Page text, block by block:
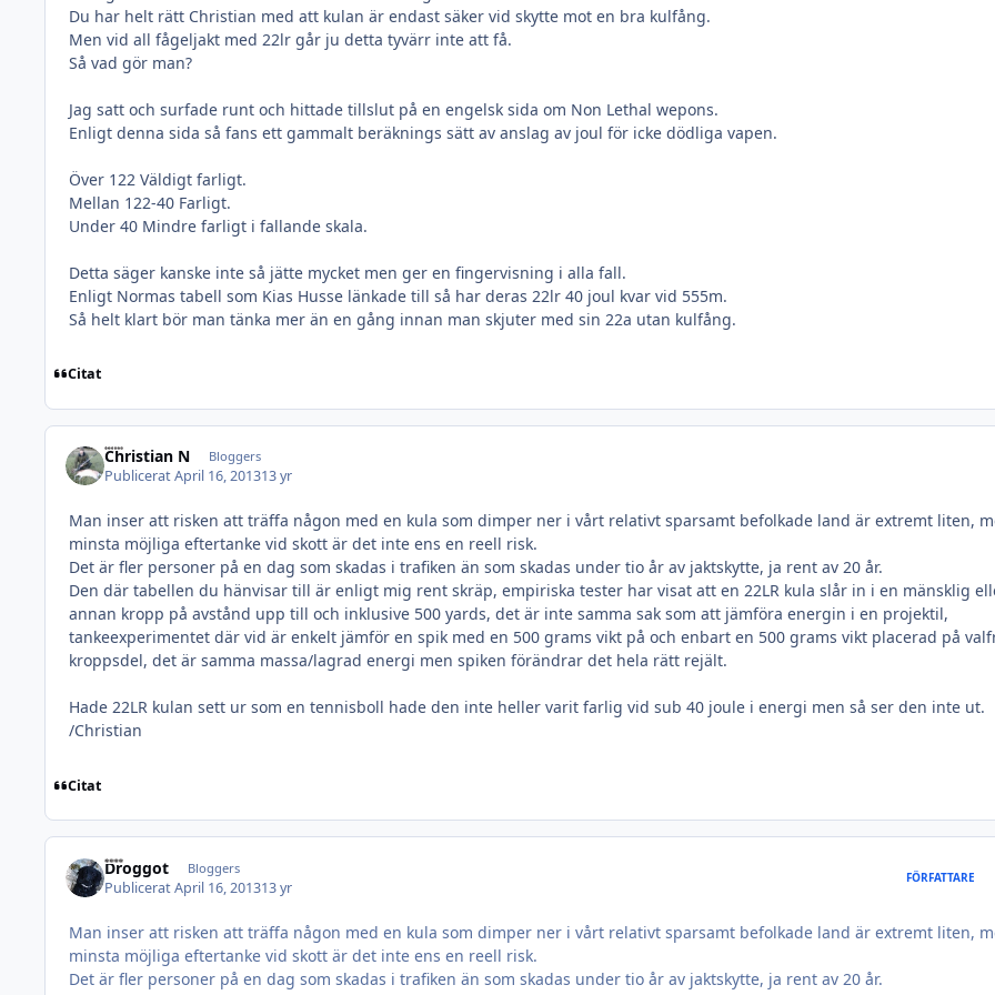
Du har helt rätt Christian med att kulan är endast säker vid skytte mot en bra kulfång.
Men vid all fågeljakt med 22lr går ju detta tyvärr inte att få.
Så vad gör man?
Jag satt och surfade runt och hittade tillslut på en engelsk sida om Non Lethal wepons.
Enligt denna sida så fans ett gammalt beräknings sätt av anslag av joul för icke dödliga vapen.
Över 122 Väldigt farligt.
Mellan 122-40 Farligt.
Under 40 Mindre farligt i fallande skala.
Detta säger kanske inte så jätte mycket men ger en fingervisning i alla fall.
Enligt Normas tabell som Kias Husse länkade till så har deras 22lr 40 joul kvar vid 555m.
Så helt klart bör man tänka mer än en gång innan man skjuter med sin 22a utan kulfång.
Citat
Christian N Bloggers
PubliceratApril 16, 201313 yr
Man inser att risken att träffa någon med en kula som dimper ner i vårt relativt sparsamt befolkade land är extremt liten,
minsta möjliga eftertanke vid skott är det inte ens en reell risk.
Det är fler personer på en dag som skadas i trafiken än som skadas under tio år av jaktskytte, ja rent av 20 år.
Den där tabellen du hänvisar till är enligt mig rent skräp, empiriska tester har visat att en 22LR kula slår in i en mänsklig
annan kropp på avstånd upp till och inklusive 500 yards, det är inte samma sak som att jämföra energin i en projektil,
tankeexperimentet där vid är enkelt jämför en spik med en 500 grams vikt på och enbart en 500 grams vikt placerad på
kroppsdel, det är samma massa/lagrad energi men spiken förändrar det hela rätt rejält.
Hade 22LR kulan sett ur som en tennisboll hade den inte heller varit farlig vid sub 40 joule i energi men så ser den inte ut.
/Christian
Citat
Droggot Bloggers
PubliceratApril 16, 201313 yr
FÖRFATTARE
Man inser att risken att träffa någon med en kula som dimper ner i vårt relativt sparsamt befolkade land är extremt liten,
minsta möjliga eftertanke vid skott är det inte ens en reell risk.
Det är fler personer på en dag som skadas i trafiken än som skadas under tio år av jaktskytte, ja rent av 20 år.